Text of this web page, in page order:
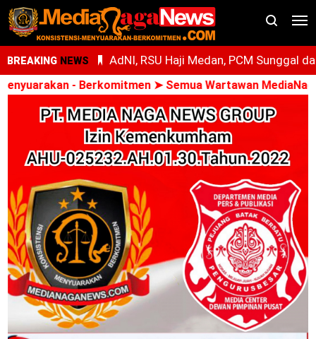
BREAKING NEWS
AdNI, RSU Haji Medan, PCM Sunggal
SMEC Siap Gelar Bakti Sosial
Ari Al Kasfi Resmi Dikukuhkan Sebagai
Ketua DPC GPIE Kota Medan Periode
2026-2030
Oknum PPPK Terkait Dugaan
Anak Magang Di Kantor Kemenhaj
Kini Diperiksa Di Kanwil Kemenhaj
Sumut
Whisnu Legenda Bintang Yang Terus
Cemerlang
- Berkomitmen ➤ Semua Wartawan